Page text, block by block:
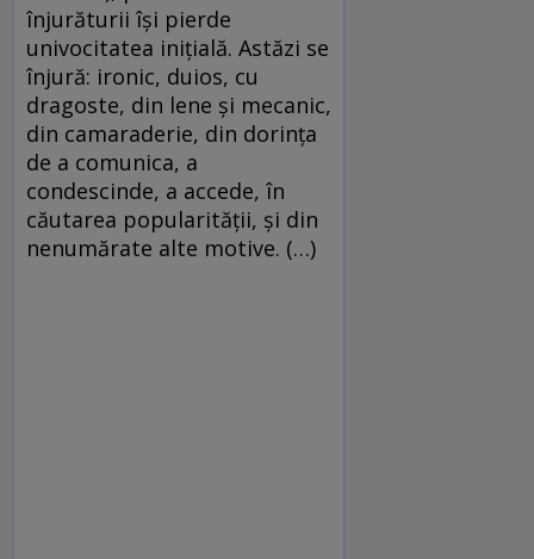
înjurăturii își pierde
univocitatea inițială. Astăzi se
înjură: ironic, duios, cu
dragoste, din lene și mecanic,
din camaraderie, din dorința
de a comunica, a
condescinde, a accede, în
căutarea popularității, și din
nenumărate alte motive. (…)